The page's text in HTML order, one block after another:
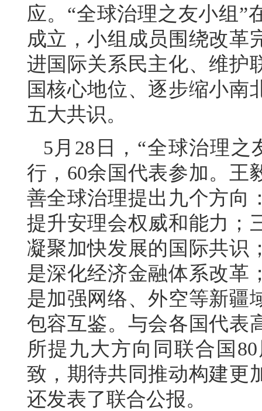
应。“全球治理之友小组”
成立，小组成员围绕改革
进国际关系民主化、维护
国核心地位、逐步缩小南
五大共识。
5月28日，“全球治理
行，60余国代表参加。王
善全球治理提出九个方向
提升安理会权威和能力；
凝聚加快发展的国际共识
是深化经济金融体系改革
是加强网络、外空等新疆
包容互鉴。与会各国代表
所提九大方向同联合国
致，期待共同推动构建更
还发表了联合公报。